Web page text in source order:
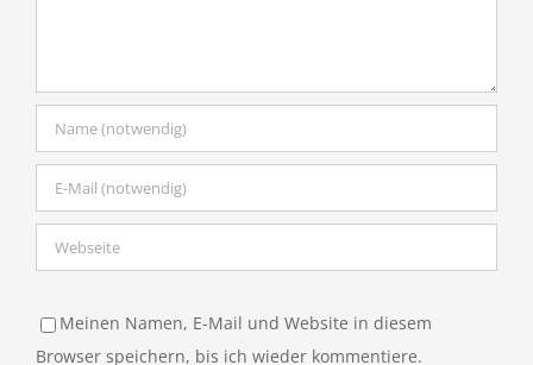
Meinen Namen, E-Mail und Website in diesem
Browser speichern, bis ich wieder kommentiere.